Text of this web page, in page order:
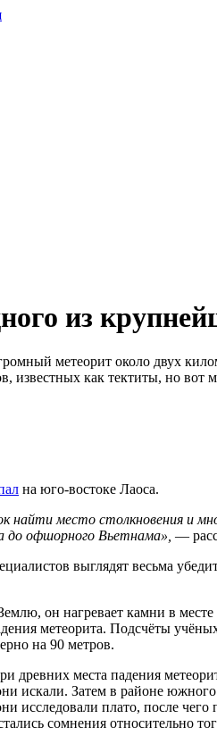
из
метеорит около двух
известных как тектиты, но вот
на юго-востоке Лаоса.
найти место столкновения и
до офшорного Вьетнама», —
выглядят весьма
он нагревает камни в
метеорита. Подсчёты
на 90 метров.
древних места падения
искали. Затем в районе
исследовали плато, после
сомнения относительно